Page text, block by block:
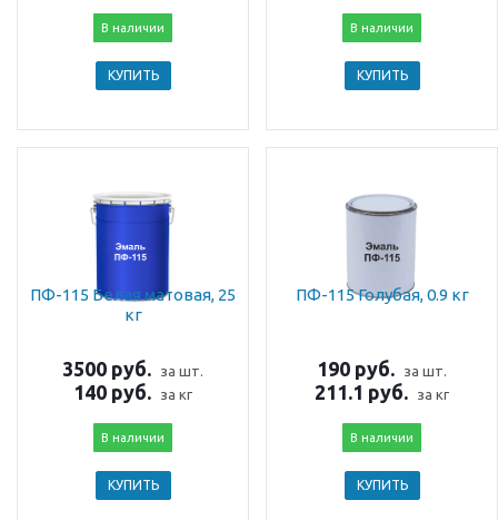
В наличии
КУПИТЬ
В наличии
КУПИТЬ
ПФ-115 Белая матовая, 25
кг
3500 руб. за шт.
140 руб. за кг
В наличии
КУПИТЬ
ПФ-115 Голубая, 0.9 кг
190 руб. за шт.
211.1 руб. за кг
В наличии
КУПИТЬ